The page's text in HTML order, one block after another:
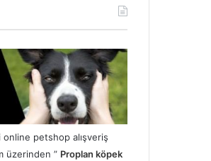
online petshop alışveriş
üzerinden ” Proplan köpek